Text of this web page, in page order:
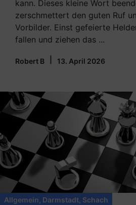
kann. Dieses kleine Wort
zerschmettert den guten Ruf
Vorbilder. Einst gefeierte
fallen und ziehen das ...
Robert B 13. April 2026
Allgemein Darmstadt Schach